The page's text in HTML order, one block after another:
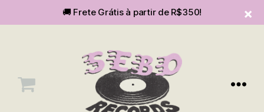
🚚 Frete Grátis à partir de R$350!